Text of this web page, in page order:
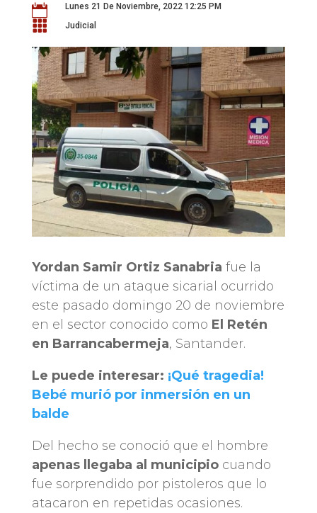
 Lunes 21 De Noviembre, 2022 12:25 PM
 Judicial
Yordan Samir Ortiz Sanabria fue la
víctima de un ataque sicarial ocurrido
este pasado domingo 20 de noviembre
en el sector conocido como El Retén
en Barrancabermeja, Santander.
Le puede interesar: ¡Qué tragedia!
Bebé murió por inmersión en un
balde
Del hecho se conoció que el hombre
apenas llegaba al municipiocuando
fue sorprendido por pistoleros que lo
atacaron en repetidas ocasiones.